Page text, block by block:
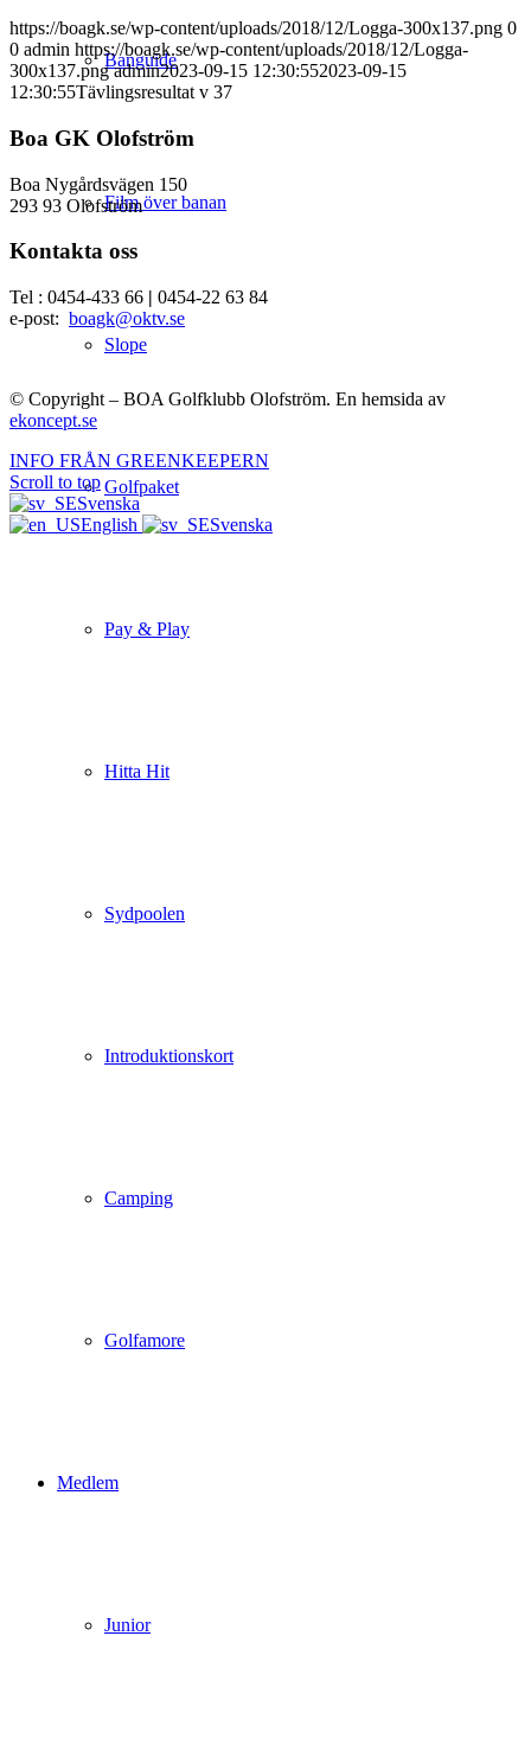
Banguide
Film över banan
Slope
Golfpaket
Pay & Play
Hitta Hit
Sydpoolen
Introduktionskort
Camping
Golfamore
Medlem
Junior
https://boagk.se/wp-content/uploads/2018/12/Logga-300x137.png 0
0 admin https://boagk.se/wp-content/uploads/2018/12/Logga-
300x137.png admin2023-09-15 12:30:552023-09-15
12:30:55Tävlingsresultat v 37
Boa GK Olofström
Boa Nygårdsvägen 150
293 93 Olofström
Kontakta oss
Tel : 0454-433 66 | 0454-22 63 84
e-post: boagk@oktv.se
© Copyright – BOA Golfklubb Olofström. En hemsida av
ekoncept.se
INFO FRÅN GREENKEEPERN
Scroll to top
Svenska
English
Svenska